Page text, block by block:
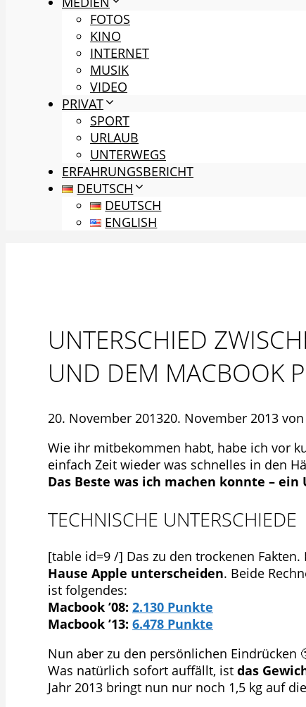
FOTOS
KINO
INTERNET
MUSIK
VIDEO
PRIVAT
SPORT
URLAUB
UNTERWEGS
ERFAHRUNGSBERICHT
DEUTSCH
DEUTSCH
ENGLISH
UNTERSCHIED
UND DEM MACBOOK
20. November 201320. November 2013 von
Wie ihr mitbekommen habt, habe ich vor
einfach Zeit wieder was schnelles in den
Das Beste was ich machen konnte –
TECHNISCHE UNTERSCHIEDE
[table id=9 /] Das zu den trockenen
Hause Apple unterscheiden. Beide
ist folgendes:
Macbook ’08: 2.130 Punkte
Macbook ’13: 6.478 Punkte
Nun aber zu den persönlichen Eindrücken
Was natürlich sofort auffällt, ist das
Jahr 2013 bringt nun nur noch 1,5 kg auf